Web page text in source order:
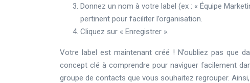
Donnez un nom à votre label (ex : « Équipe
pertinent pour faciliter l’organisation.
Cliquez sur « Enregistrer ».
Votre label est maintenant créé ! N’oubliez pas que
concept clé à comprendre pour naviguer facilement
groupe de contacts que vous souhaitez regrouper.